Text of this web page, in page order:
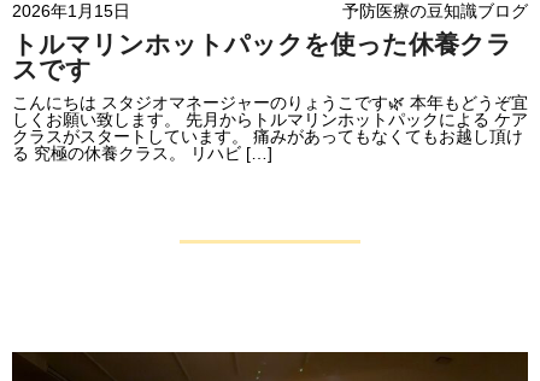
2026年1月15日 予防医療の豆知識ブログ
トルマリンホットパックを使った休養クラ
スです
こんにちは スタジオマネージャーのりょうこです🌿 本年もどうぞ宜
しくお願い致します。 先月からトルマリンホットパックによる ケア
クラスがスタートしています。 痛みがあってもなくてもお越し頂け
る 究極の休養クラス。 リハビ […]